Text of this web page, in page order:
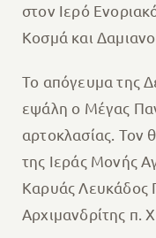
στον Ιερό
Κοσμά και
Το απόγευμα της
εψάλη ο Μέγας
αρτοκλασίας. Τον
της Ιεράς Μονής
Καρυάς Λευκάδος
Αρχιμανδρίτης π.